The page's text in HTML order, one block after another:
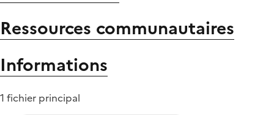
Ressources communautaires
Informations
1 fichier principal